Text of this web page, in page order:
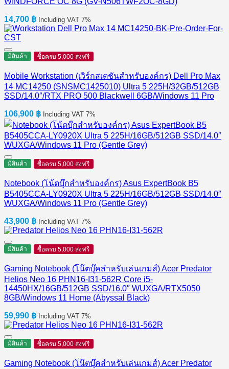
14,700 ฿ Including VAT 7%
มีสินค้า ซื้อครบ 5,000 ส่งฟรี
Mobile Workstation (เวิร์กสเตชันสำหรับองค์กร) Dell Pro Max
14 MC14250 (SNSMC1425010) Ultra 5 225H/32GB/512GB
SSD/14.0″/RTX PRO 500 Blackwell 6GB/Windows 11 Pro
106,900 ฿ Including VAT 7%
มีสินค้า ซื้อครบ 5,000 ส่งฟรี
Notebook (โน้ตบุ๊กสำหรับองค์กร) Asus ExpertBook B5
B5405CCA-LY0920X Ultra 5 225H/16GB/512GB SSD/14.0″
WUXGA/Windows 11 Pro (Gentle Grey)
43,900 ฿ Including VAT 7%
มีสินค้า ซื้อครบ 5,000 ส่งฟรี
Gaming Notebook (โน๊ตบุ๊คสำหรับเล่นเกมส์) Acer Predator
Helios Neo 16 PHN16-I31-562R Core i5-
14450HX/16GB/512GB SSD/16.0″ WUXGA/RTX5050
8GB/Windows 11 Home (Abyssal Black)
59,990 ฿ Including VAT 7%
มีสินค้า ซื้อครบ 5,000 ส่งฟรี
Gaming Notebook (โน๊ตบุ๊คสำหรับเล่นเกมส์) Acer Predator